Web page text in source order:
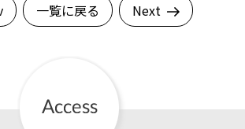
一覧に戻る Next